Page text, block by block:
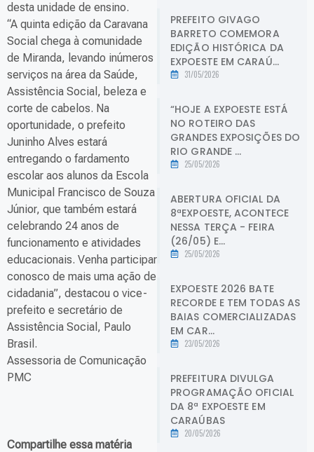
desta unidade de ensino.
“A quinta edição da Caravana
Social chega à comunidade
de Miranda, levando inúmeros
serviços na área da Saúde,
Assistência Social, beleza e
corte de cabelos. Na
oportunidade, o prefeito
Juninho Alves estará
entregando o fardamento
escolar aos alunos da Escola
Municipal Francisco de Souza
Júnior, que também estará
celebrando 24 anos de
funcionamento e atividades
educacionais. Venha participar
conosco de mais uma ação de
cidadania”, destacou o vice-
prefeito e secretário de
Assistência Social, Paulo
Brasil.
Assessoria de Comunicação
PMC
Compartilhe essa matéria
PREFEITO GIVAGO
BARRETO COMEMORA
EDIÇÃO HISTÓRICA DA
EXPOESTE EM CARAÚ...
31/05/2026
“HOJE A EXPOESTE ESTÁ
NO ROTEIRO DAS
GRANDES EXPOSIÇÕES DO
RIO GRANDE ...
25/05/2026
ABERTURA OFICIAL DA
8ªEXPOESTE, ACONTECE
NESSA TERÇA - FEIRA
(26/05) E...
25/05/2026
EXPOESTE 2026 BATE
RECORDE E TEM TODAS AS
BAIAS COMERCIALIZADAS
EM CAR...
23/05/2026
PREFEITURA DIVULGA
PROGRAMAÇÃO OFICIAL
DA 8ª EXPOESTE EM
CARAÚBAS
20/05/2026